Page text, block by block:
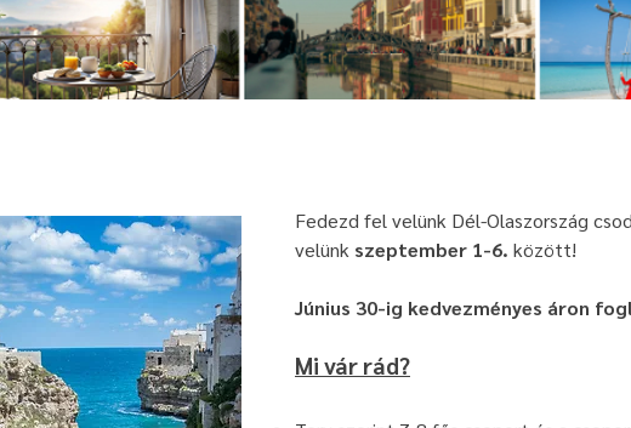
Fedezd fel velünk Dél-Olaszország
velünk szeptember 1-6. között!
Június 30-ig kedvezményes áron
Mi vár rád?